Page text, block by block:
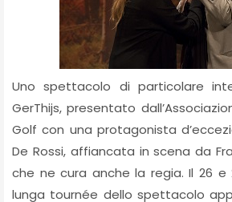
Uno spettacolo di particolare
GerThijs, presentato
Golf con una protagonista
De Rossi, affiancata in scena da
che ne cura anche la regia. Il 26 e
lunga tournée dello spettacolo